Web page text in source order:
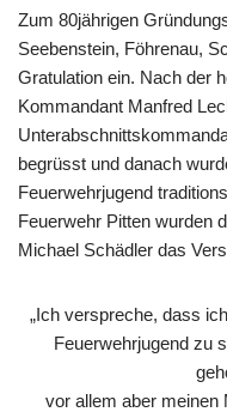
Zum 80jährigen
Seebenstein, Föhrenau,
Gratulation ein. Nach der
Kommandant Manfred
begrüsst und danach
Feuerwehrjugend
Feuerwehr Pitten wurden
Michael Schädler das
„Ich verspreche, dass
Feuerwehrjugend zu
vor allem aber meinen